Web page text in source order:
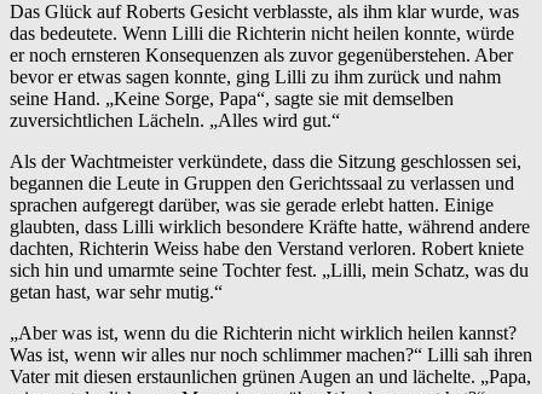
Das Glück auf Roberts Gesicht verblasste, als ihm klar wurde, was
das bedeutete. Wenn Lilli die Richterin nicht heilen konnte, würde
er noch ernsteren Konsequenzen als zuvor gegenüberstehen. Aber
bevor er etwas sagen konnte, ging Lilli zu ihm zurück und nahm
seine Hand. „Keine Sorge, Papa“, sagte sie mit demselben
zuversichtlichen Lächeln. „Alles wird gut.“
Als der Wachtmeister verkündete, dass die Sitzung geschlossen sei,
begannen die Leute in Gruppen den Gerichtssaal zu verlassen und
sprachen aufgeregt darüber, was sie gerade erlebt hatten. Einige
glaubten, dass Lilli wirklich besondere Kräfte hatte, während andere
dachten, Richterin Weiss habe den Verstand verloren. Robert kniete
sich hin und umarmte seine Tochter fest. „Lilli, mein Schatz, was du
getan hast, war sehr mutig.“
„Aber was ist, wenn du die Richterin nicht wirklich heilen kannst?
Was ist, wenn wir alles nur noch schlimmer machen?“ Lilli sah ihren
Vater mit diesen erstaunlichen grünen Augen an und lächelte. „Papa,